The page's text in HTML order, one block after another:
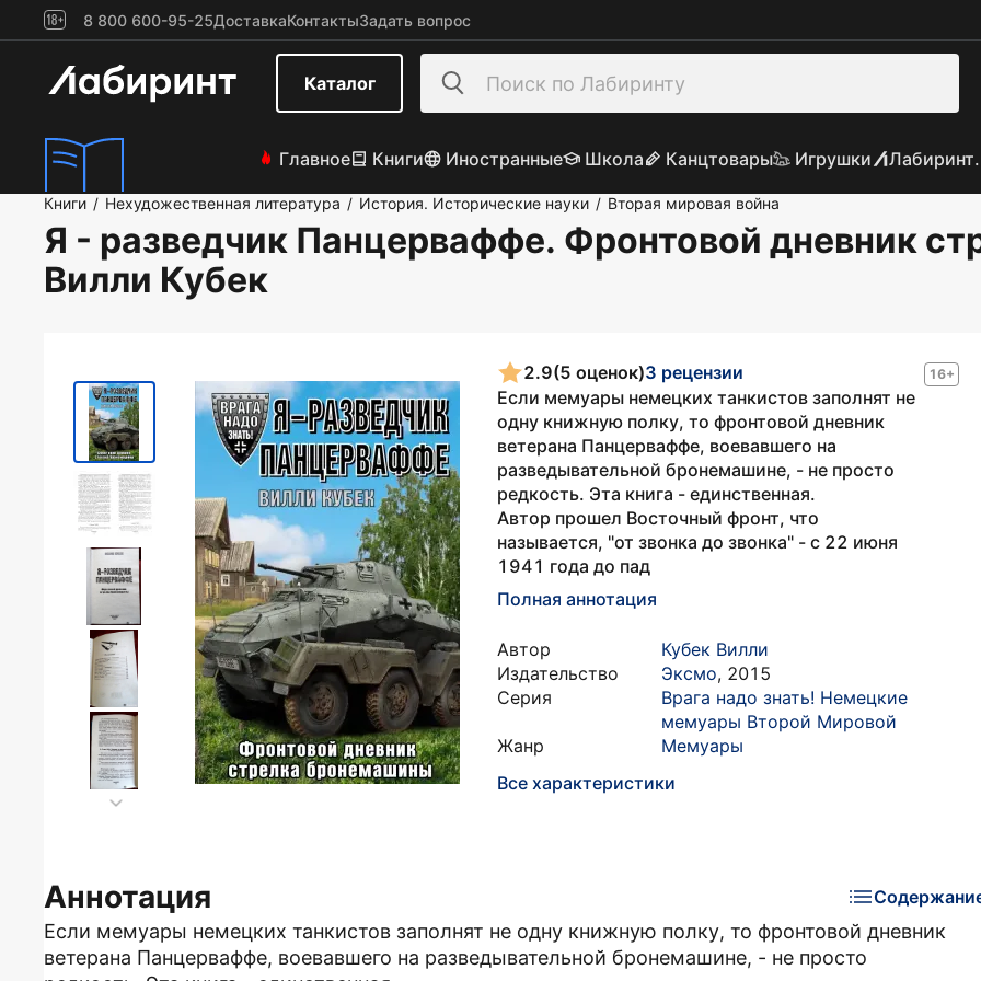
8 800 600-95-25ДоставкаКонтактыЗадать вопрос
Каталог
Главное Книги Иностранные Школа Канцтовары Игрушки
Книги / Нехудожественная литература / История. Исторические науки / Вторая мировая война
Я - разведчик Панцерваффе. Фронтовой дневник
Вилли Кубек
16+
2.9(5 оценок)3 рецензии
Если мемуары немецких танкистов заполнят не
одну книжную полку, то фронтовой дневник
ветерана Панцерваффе, воевавшего на
разведывательной бронемашине, - не просто
редкость. Эта книга - единственная.
Автор прошел Восточный фронт, что
называется, "от звонка до звонка" - с 22 июня
1941 года до пад
Полная аннотация
Автор
Кубек Вилли
Издательство
Эксмо, 2015
Серия
Врага надо знать! Немецкие
мемуары Второй Мировой
Жанр
Мемуары
Все характеристики
Аннотация
Если мемуары немецких танкистов заполнят не одну книжную полку, то фронтовой дневник
ветерана Панцерваффе, воевавшего на разведывательной бронемашине, - не просто